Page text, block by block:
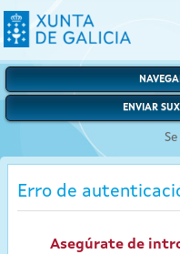
ENVIAR
Erro de
Asegúrate de